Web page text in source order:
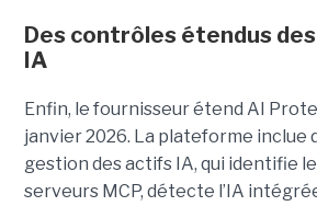
Des contrôles étendus
IA
Enfin, le fournisseur étend AI
janvier 2026. La plateforme inclue
gestion des actifs IA, qui identifie
serveurs MCP, détecte l’IA